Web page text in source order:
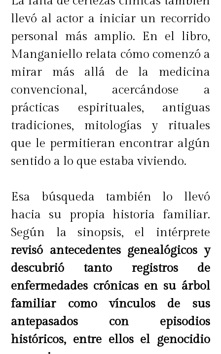
llevó al actor a iniciar un recorrido
personal más amplio. En el libro,
Manganiello relata cómo comenzó a
mirar más allá de la medicina
convencional, acercándose a
prácticas espirituales, antiguas
tradiciones, mitologías y rituales
que le permitieran encontrar algún
sentido a lo que estaba viviendo.
Esa búsqueda también lo llevó
hacia su propia historia familiar.
Según la sinopsis, el intérprete
revisó antecedentes genealógicos y
descubrió tanto registros de
enfermedades crónicas en su árbol
familiar como vínculos de sus
antepasados con episodios
históricos, entre ellos el genocidio